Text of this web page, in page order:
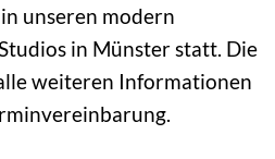
unseren modern
in Münster statt. Die
weiteren Informationen